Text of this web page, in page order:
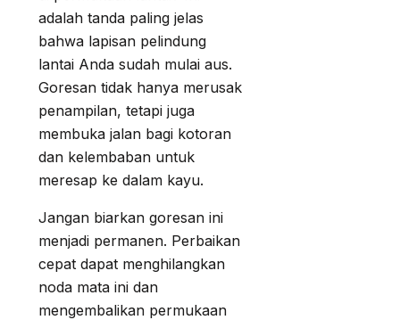
adalah tanda paling jelas
bahwa lapisan pelindung
lantai Anda sudah mulai aus.
Goresan tidak hanya merusak
penampilan, tetapi juga
membuka jalan bagi kotoran
dan kelembaban untuk
meresap ke dalam kayu.
Jangan biarkan goresan ini
menjadi permanen. Perbaikan
cepat dapat menghilangkan
noda mata ini dan
mengembalikan permukaan